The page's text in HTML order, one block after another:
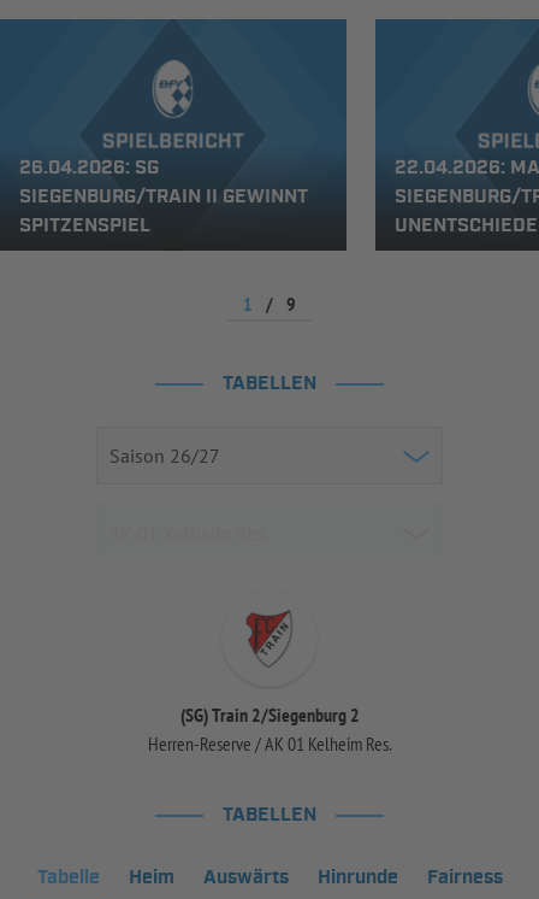
26.04.2026: SG
SIEGENBURG/TRAIN II GEWINNT
SPITZENSPIEL
22.04.2026:
SIEGENBURG/
1 / 9
TABELLEN
(SG) Train 2/Siegenburg 2
Herren-Reserve / AK 01 Kelheim Res.
TABELLEN
Tabelle Heim Auswärts Hinrunde Fairness